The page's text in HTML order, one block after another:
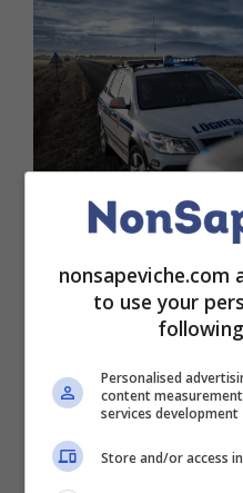
Come detto in
evento piacevole.
prezzoè
perchè siete nel giusto,
L’importante però è
legge e capire se è o
nonsapeviche.com
to use your
Personalised
content
services development
Store and/or access